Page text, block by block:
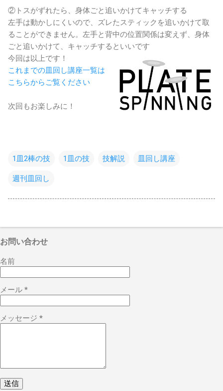
②トスがずれたら、身体ごと追いかけてキャッチする
左手は動かしにくいので、ズレたスティックを追いかけて取
ることができません。左手と背中の位置関係は変えず、身体
ごと追いかけて、キャッチするといいです
今回は以上です！
これまでの皿回し講座一覧は
こちらからご覧ください
次回もお楽しみに！
1皿2棒の技 1皿の技 技解説 皿回し講座
週刊皿回し
お問い合わせ
名前
メール *
メッセージ *